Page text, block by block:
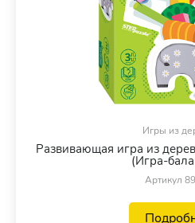
Игры из
Развивающая игра из
(Игра-
Артикул